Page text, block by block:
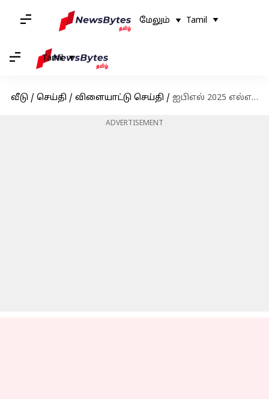
மேலும் Tamil
Tamil
வீடு / செய்தி / விளையாட்டு செய்தி / ஐபிஎல் 2025 எல்எஸ்ஜிvsஜிடி: லக்னோ சூப்பர் ஜெயன்ட்ஸிற்கு 181 ரன்கள் இலக்கு நிர்ணயம்
ADVERTISEMENT